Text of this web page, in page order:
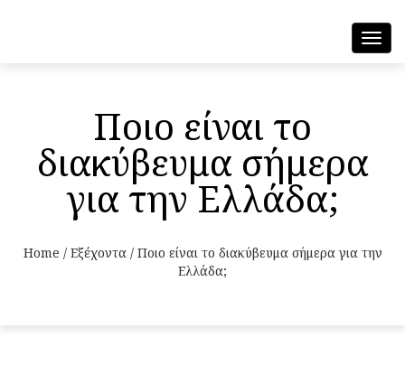
Ποιο είναι το
διακύβευμα σήμερα
για την Ελλάδα;
Home / Εξέχοντα / Ποιο είναι το διακύβευμα σήμερα για την
Ελλάδα;